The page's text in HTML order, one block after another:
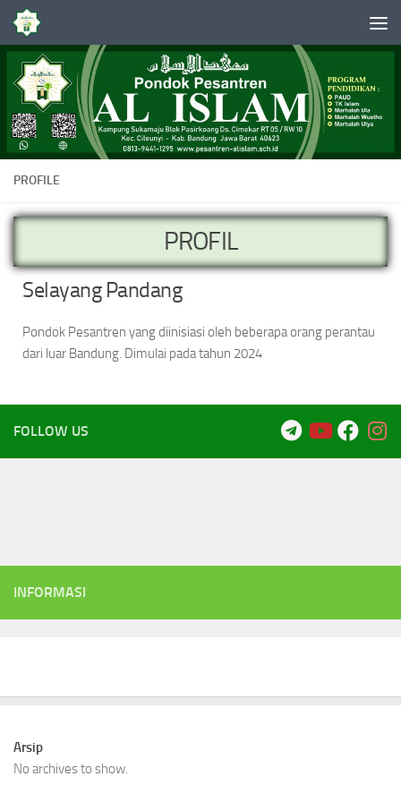
Skip to content
PROFILE
PROFIL
Selayang Pandang
Pondok Pesantren yang diinisiasi oleh beberapa orang perantau
dari luar Bandung. Dimulai pada tahun 2024
FOLLOW US
INFORMASI
Arsip
No archives to show.